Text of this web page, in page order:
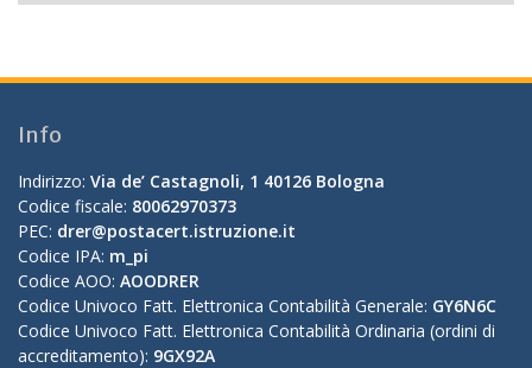
Info
Indirizzo: Via de’ Castagnoli, 1 40126 Bologna
Codice fiscale: 80062970373
PEC: drer@postacert.istruzione.it
Codice IPA: m_pi
Codice AOO: AOODRER
Codice Univoco Fatt. Elettronica Contabilità Generale: GY6N6C
Codice Univoco Fatt. Elettronica Contabilità Ordinaria (ordini di
accreditamento): 9GX92A